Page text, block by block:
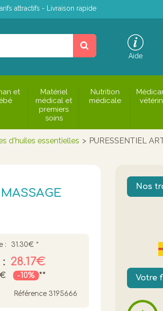
attractifs - Livraison rapide
Aide
et
Matériel
médical et
premiers
soins
Nutrition
médicale
d'huiles essentielles > PURESSENTIEL
: 31.30€ *
: 28.17€
-10% **
Référence 3195666
Nos
Votre